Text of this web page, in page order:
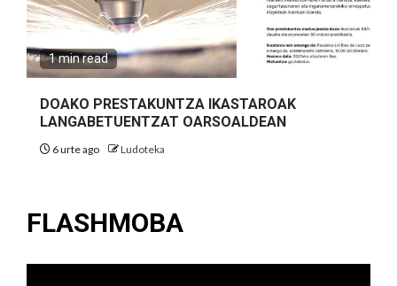
1 min read
DOAKO PRESTAKUNTZA IKASTAROAK
LANGABETUENTZAT OARSOALDEAN
6 urte ago Ludoteka
FLASHMOBA